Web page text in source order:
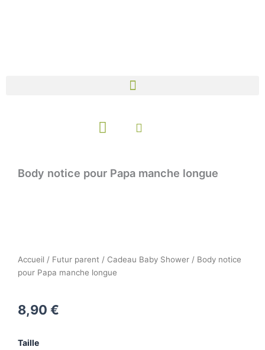
Panier
Body notice pour Papa manche longue
Accueil / Futur parent / Cadeau Baby Shower / Body notice
pour Papa manche longue
8,90 €
Taille
quantité